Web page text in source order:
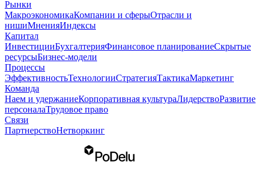
Рынки
МакроэкономикаКомпании и сферыОтрасли и
нишиМненияИндексы
Капитал
ИнвестицииБухгалтерияФинансовое планированиеСкрытые
ресурсыБизнес-модели
Процессы
ЭффективностьТехнологииСтратегияТактикаМаркетинг
Команда
Наем и удержаниеКорпоративная культураЛидерствоРазвитие
персоналаТрудовое право
Связи
ПартнерствоНетворкинг